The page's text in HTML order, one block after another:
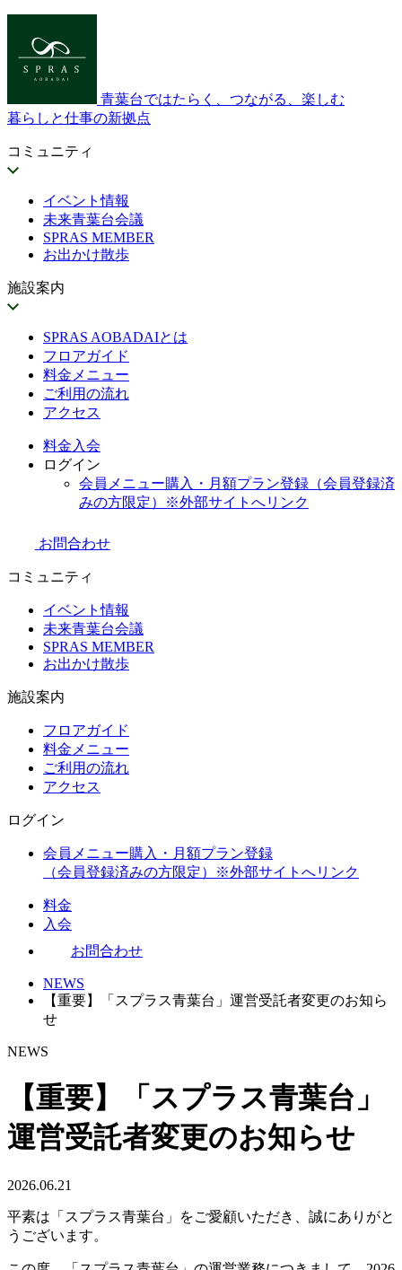
青葉台ではたらく、つながる、楽しむ
暮らしと仕事の新拠点
コミュニティ
イベント情報
未来青葉台会議
SPRAS MEMBER
お出かけ散歩
施設案内
SPRAS AOBADAIとは
フロアガイド
料金メニュー
ご利用の流れ
アクセス
料金 入会
ログイン
会員メニュー購入・月額プラン登録（会員登録済
みの方限定）
※外部サイトへリンク
お問合わせ
コミュニティ
イベント情報
未来青葉台会議
SPRAS MEMBER
お出かけ散歩
施設案内
フロアガイド
料金メニュー
ご利用の流れ
アクセス
ログイン
会員メニュー購入・月額プラン登録
（会員登録済みの方限定）
※外部サイトへリンク
料金
入会
お問合わせ
NEWS
【重要】「スプラス青葉台」運営受託者変更のお知ら
せ
NEWS
【重要】「スプラス青葉台」
運営受託者変更のお知らせ
2026.06.21
平素は「スプラス青葉台」をご愛顧いただき、誠にありがと
うございます。